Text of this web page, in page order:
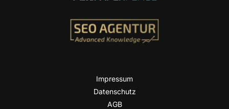
Impres­sum
Daten­schutz
AGB